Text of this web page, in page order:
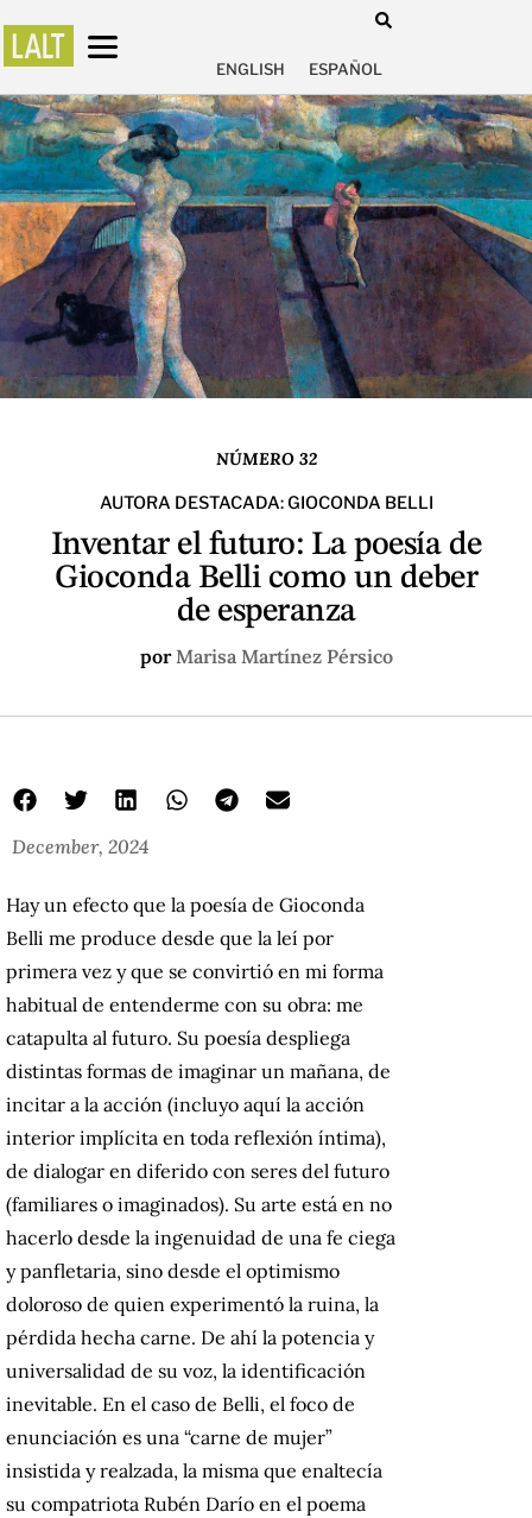
ENGLISH ESPAÑOL
NÚMERO 32
AUTORA DESTACADA: GIOCONDA BELLI
Inventar el futuro: La poesía de
Gioconda Belli como un deber
de esperanza
por Marisa Martínez Pérsico
December, 2024
Hay un efecto que la poesía de Gioconda
Belli me produce desde que la leí por
primera vez y que se convirtió en mi forma
habitual de entenderme con su obra: me
catapulta al futuro. Su poesía despliega
distintas formas de imaginar un mañana, de
incitar a la acción (incluyo aquí la acción
interior implícita en toda reflexión íntima),
de dialogar en diferido con seres del futuro
(familiares o imaginados). Su arte está en no
hacerlo desde la ingenuidad de una fe ciega
y panfletaria, sino desde el optimismo
doloroso de quien experimentó la ruina, la
pérdida hecha carne. De ahí la potencia y
universalidad de su voz, la identificación
inevitable. En el caso de Belli, el foco de
enunciación es una “carne de mujer”
insistida y realzada, la misma que enaltecía
su compatriota Rubén Darío en el poema